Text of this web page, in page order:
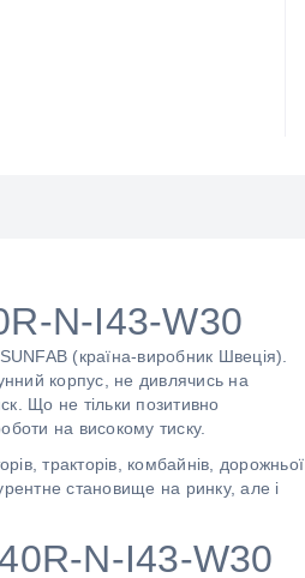
N-I43-W30
(країна-виробник Швеція).
корпус, не дивлячись на
Що не тільки позитивно
на високому тиску.
тракторів, комбайнів, дорожньої
становище на ринку, але і
N-I43-W30